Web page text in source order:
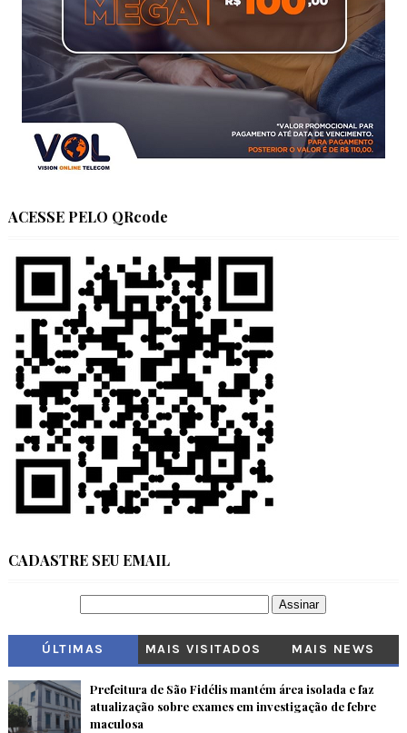
ACESSE PELO QRcode
CADASTRE SEU EMAIL
ÚLTIMAS MAIS VISITADOS MAIS NEWS
Prefeitura de São Fidélis mantém área isolada e faz
atualização sobre exames em investigação de febre
maculosa